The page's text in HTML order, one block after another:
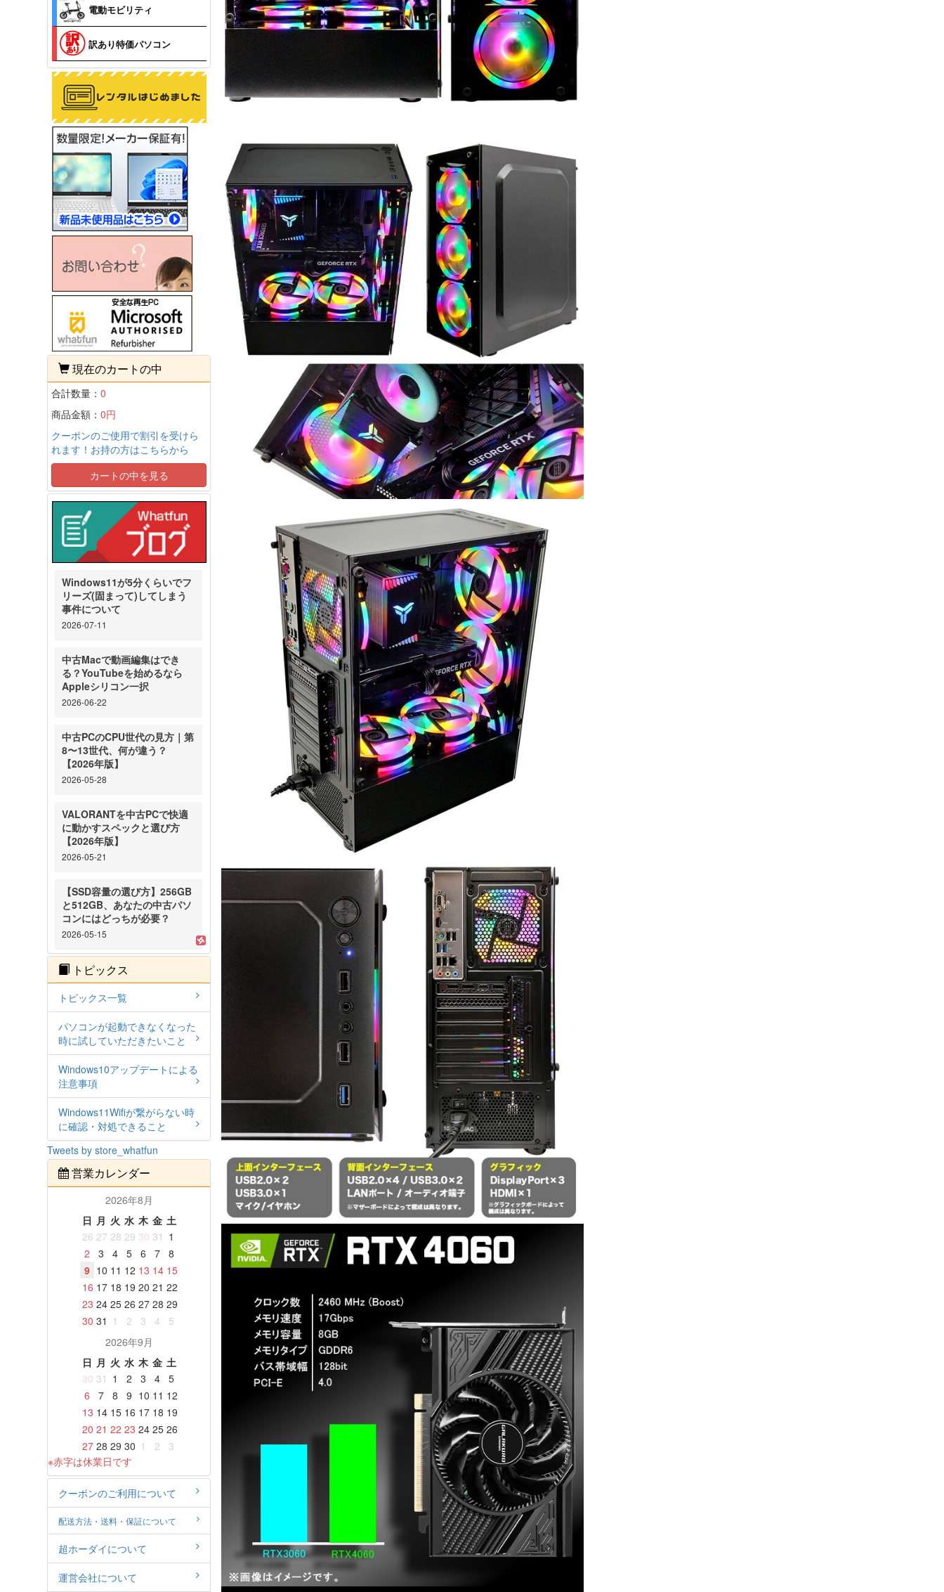
電動モビリティ
訳あり特価パソコン
現在のカートの中
合計数量： 0
商品金額： 0円
クーポンのご使用で割引を受けら
れます！お持の方はこちらから
カートの中を見る
Windows11が5分くらいでフ
リーズ(固まって)してしまう
事件について
2026-07-11
中古Macで動画編集はでき
る？YouTubeを始めるなら
Appleシリコン一択
2026-06-22
中古PCのCPU世代の見方｜第
8〜13世代、何が違う？
【2026年版】
2026-05-28
VALORANTを中古PCで快適
に動かすスペックと選び方
【2026年版】
2026-05-21
【SSD容量の選び方】256GB
と512GB、あなたの中古パソ
コンにはどっちが必要？
2026-05-15
トピックス
トピックス一覧
パソコンが起動できなくなった
時に試していただきたいこと
Windows10アップデートによる
注意事項
Windows11Wifiが繋がらない時
に確認・対処できること
Tweets by store_whatfun
営業カレンダー
2026年8月
日 月 火 水 木 金 土
26 27 28 29 30 31 1
2
3 4 5 6 7
8
9 10 11 12 13 14 15
16 17 18 19 20 21 22
23 24 25 26 27 28 29
30 31 1 2 3 4
5
2026年9月
日 月 火 水 木 金 土
30 31 1 2 3 4
5
6
7 8 9 10 11 12
13 14 15 16 17 18 19
20 21 22 23 24 25 26
27 28 29 30 1 2
3
※赤字は休業日です
クーポンのご利用について
配送方法・送料・保証について
超ホーダイについて
運営会社について